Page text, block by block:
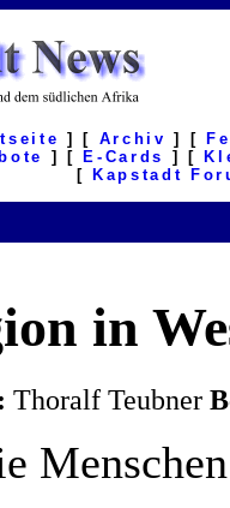
] [ Archiv ] [
] [ E-Cards ] [
[
Kapstadt
in
Thoralf Teubner